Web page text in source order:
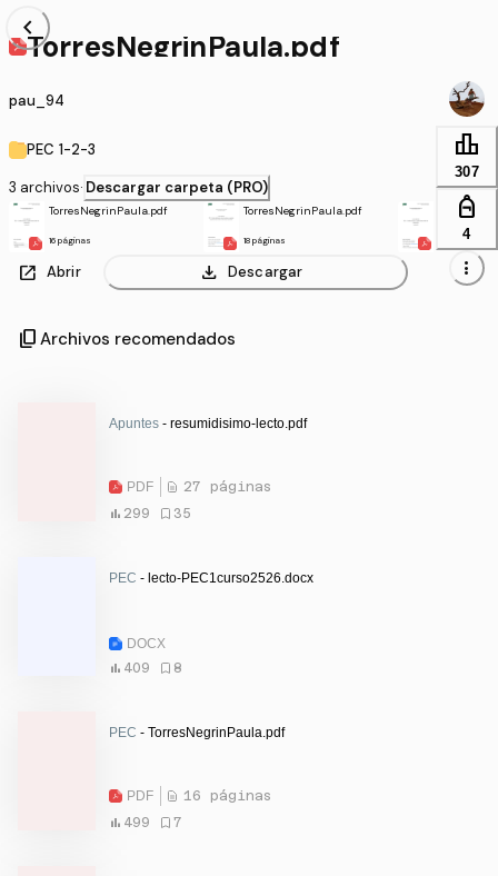
chevron_left
TorresNegrinPaula.pdf
pau_94
PEC 1-2-3
3 archivos· Descargar carpeta (PRO)
TorresNegrinPaula.pdf
16 páginas
TorresNegrinPaula.pdf
18 páginas 16 páginas
open_in_new Abrir download Descargar
leaderboard
307
personal_bag
4
more_vert
content_copy Archivos recomendados
Apuntes - resumidisimo-lecto.pdf
PDF
27 páginas
299
35
PEC - lecto-PEC1curso2526.docx
DOCX
409
8
PEC - TorresNegrinPaula.pdf
PDF
16 páginas
499
7